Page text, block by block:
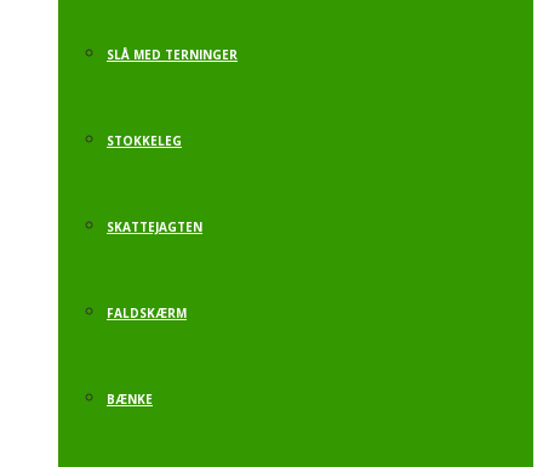
SLÅ MED TERNINGER
STOKKELEG
SKATTEJAGTEN
FALDSKÆRM
BÆNKE